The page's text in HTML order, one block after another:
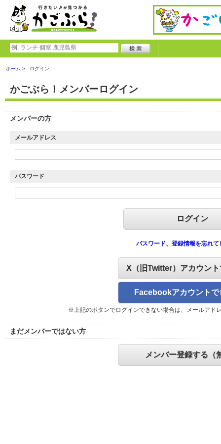
ホーム ログイン
かごぶら！メンバーログイン
メンバーの方
メールアドレス
パスワード
パスワード、登録情報を忘れて
X（旧Twitter）アカウン
Facebookアカウントで
※上記のボタンでログインできない場合は、メールアド
まだメンバーではない方
メンバー登録する（